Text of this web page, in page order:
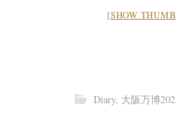
[SHOW
Diary, 大阪万博